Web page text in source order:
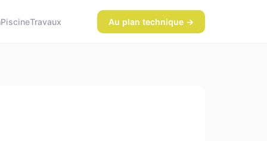
PiscineTravaux Au plan technique →